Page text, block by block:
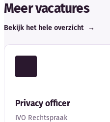
Meer vacatures
Bekijk het hele overzicht →
Privacy officer
IVO Rechtspraak